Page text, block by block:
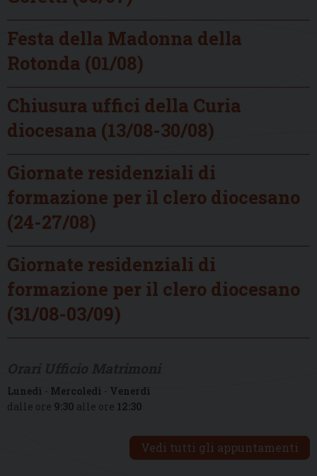
Festa della Madonna della
Rotonda (01/08)
Chiusura uffici della Curia
diocesana (13/08-30/08)
Giornate residenziali di
formazione per il clero diocesano
(24-27/08)
Giornate residenziali di
formazione per il clero diocesano
(31/08-03/09)
Lunedì - Mercoledì - Venerdì
dalle ore 9:30 alle ore 12:30
Vedi tutti gli appuntamenti